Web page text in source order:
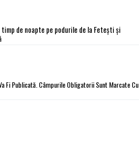
timp de noapte pe podurile de la Feteşti şi
Fi Publicată. Câmpurile Obligatorii Sunt Marcate Cu